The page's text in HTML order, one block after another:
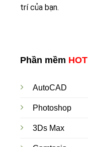
trí của bạn.
Phần mềm HOT
AutoCAD
Photoshop
3Ds Max